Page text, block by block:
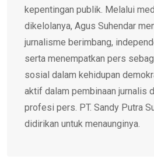
kepentingan publik. Melalui
dikelolanya, Agus Suhendar
jurnalisme berimbang,
serta menempatkan pers
sosial dalam kehidupan
aktif dalam pembinaan jurnalis
profesi pers. PT. Sandy Putra
didirikan untuk menaunginya.